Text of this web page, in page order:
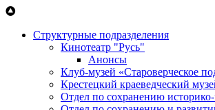
Перейти к основному содержанию
Структурные подразделения
Кинотеатр "Русь"
Анонсы
Клуб-музей «Староверческое
Крестецкий краеведческий
Отдел по сохранению историко-